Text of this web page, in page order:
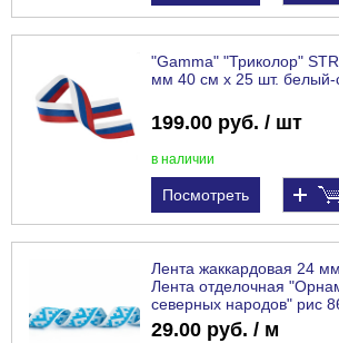
"Gamma" "Триколор"
мм 40 см x 25 шт. белый-
199.00 руб. / шт
в наличии
Посмотреть
Лента жаккардовая 24
Лента отделочная
северных народов" рис
бирюзовый
29.00 руб. / м